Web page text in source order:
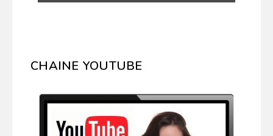
CHAINE YOUTUBE